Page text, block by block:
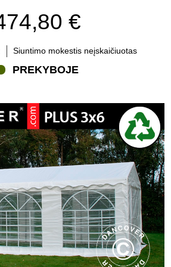
PVC pobūvių palapinė – ką pasirinkti?
pasirinkimas daugiausia priklauso nuo
bus naudojama ir kokios sudėtingos bus
yra geriausias pasirinkimas
privatiems renginiams. Ji yra lengva,
biudžetui, todėl puikiai tinka sodo
sutvirtinimo šventėms ir kitiems
yra geresnis pasirinkimas, jei
sprendimo pakartotiniam naudojimui.
ir atsparesnės, todėl jos geriau tinka
naudojimui ir situacijoms, kai
atsparesnės dangos.
jei norite nebrangios palapinės
PVC pobūvių palapinę, Semi PRO
€
Siuntimo mokestis neįskaičiuotas
PREKYBOJE